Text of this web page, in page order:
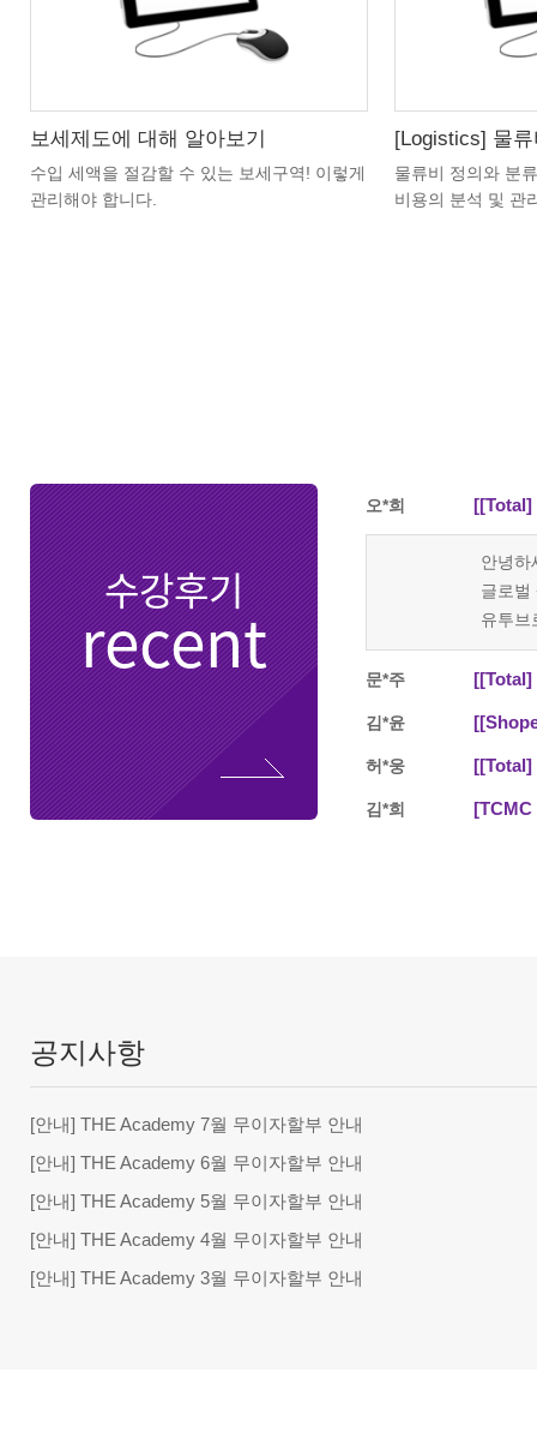
보세제도에 대해 알아보기
수입 세액을 절감할 수 있는 보세구역! 이렇게
관리해야 합니다.
[Logistics] 물
물류비 정의와 분
비용의 분석 및 관
수강후기
recent
오*희 [[Total]
안녕
글로벌
유투브
내용들
그러던
감사합
문*주 [[Total]
김*윤
허*웅 [[Total]
김*희 [TCMC
공지사항
[안내] THE Academy 7월 무이자할부 안내
[안내] THE Academy 6월 무이자할부 안내
[안내] THE Academy 5월 무이자할부 안내
[안내] THE Academy 4월 무이자할부 안내
[안내] THE Academy 3월 무이자할부 안내